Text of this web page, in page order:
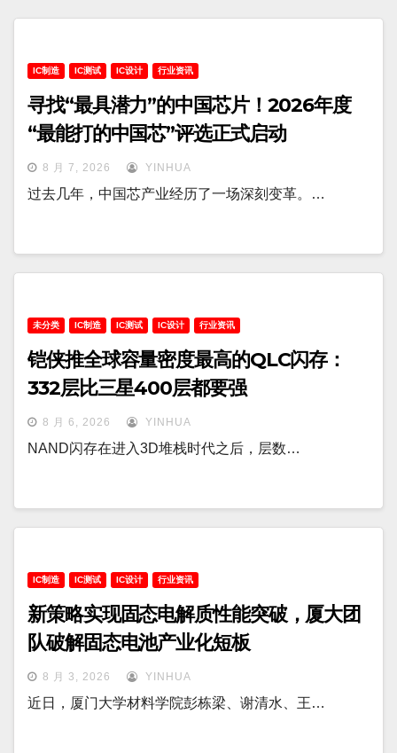
IC制造 IC测试 IC设计 行业资讯
寻找“最具潜力”的中国芯片！2026年度
“最能打的中国芯”评选正式启动
8 月 7, 2026 YINHUA
过去几年，中国芯产业经历了一场深刻变革。…
未分类 IC制造 IC测试 IC设计 行业资讯
铠侠推全球容量密度最高的QLC闪存：
332层比三星400层都要强
8 月 6, 2026 YINHUA
NAND闪存在进入3D堆栈时代之后，层数…
IC制造 IC测试 IC设计 行业资讯
新策略实现固态电解质性能突破，厦大团
队破解固态电池产业化短板
8 月 3, 2026 YINHUA
近日，厦门大学材料学院彭栋梁、谢清水、王…